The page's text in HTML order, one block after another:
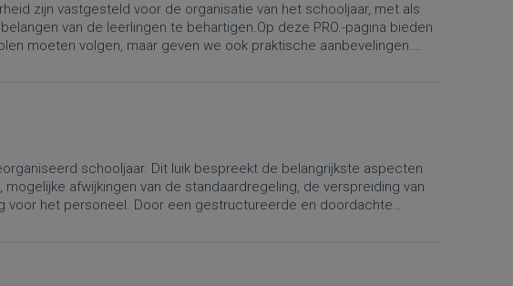
zijn vastgesteld voor de organisatie van het schooljaar, met als
van de leerlingen te behartigen.Op deze PRO.-pagina bieden
moeten volgen, maar geven we ook praktische aanbevelingen.
De wijzigingen gelden vanaf 1 september 2026.
schooljaar. Dit luik bespreekt de belangrijkste aspecten
afwijkingen van de standaardregeling, de verspreiding van
voor het personeel. Door een gestructureerde en doordachte